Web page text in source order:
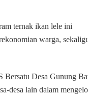
ternak ikan lele ini
warga,
Bersatu Desa Gunung
desa lain dalam